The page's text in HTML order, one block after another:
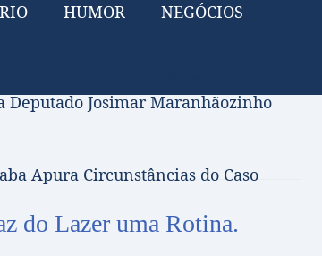
HUMOR NEGÓCIOS
Josimar Maranhãozinho
Apura Circunstâncias do Caso
do Lazer uma Rotina.